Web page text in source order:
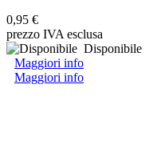
0,95 €
prezzo IVA esclusa
Disponibile
Maggiori info
Maggiori info